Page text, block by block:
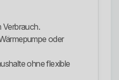
Verbrauch.
oder
ohne flexible